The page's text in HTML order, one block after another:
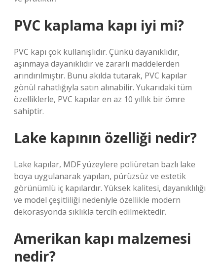
PVC kaplama kapı iyi mi?
PVC kapı çok kullanışlıdır. Çünkü dayanıklıdır,
aşınmaya dayanıklıdır ve zararlı maddelerden
arındırılmıştır. Bunu akılda tutarak, PVC kapılar
gönül rahatlığıyla satın alınabilir. Yukarıdaki tüm
özelliklerle, PVC kapılar en az 10 yıllık bir ömre
sahiptir.
Lake kapının özelliği nedir?
Lake kapılar, MDF yüzeylere poliüretan bazlı lake
boya uygulanarak yapılan, pürüzsüz ve estetik
görünümlü iç kapılardır. Yüksek kalitesi, dayanıklılığı
ve model çeşitliliği nedeniyle özellikle modern
dekorasyonda sıklıkla tercih edilmektedir.
Amerikan kapı malzemesi
nedir?